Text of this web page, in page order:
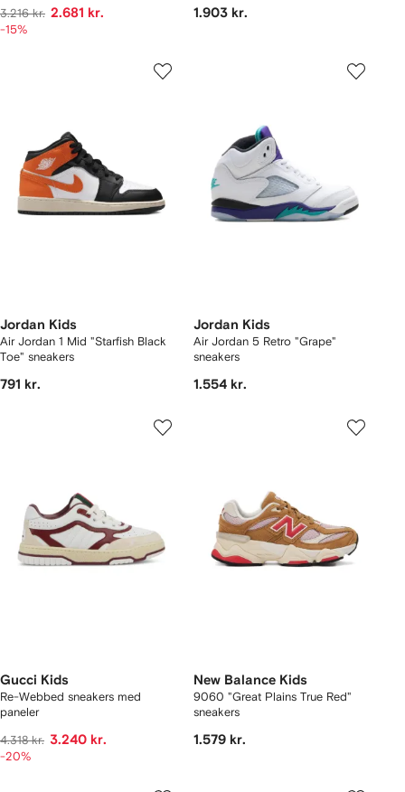
3.216 kr. 2.681 kr.
-15%
1.903 kr.
Jordan Kids
Air Jordan 1 Mid "Starfish Black
Toe" sneakers
791 kr.
Jordan Kids
Air Jordan 5 Retro "Grape"
sneakers
1.554 kr.
Gucci Kids
Re-Webbed sneakers med
paneler
4.318 kr. 3.240 kr.
-20%
New Balance Kids
9060 "Great Plains True Red"
sneakers
1.579 kr.